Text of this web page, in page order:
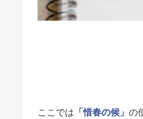
ここでは 「惜春の候」 の